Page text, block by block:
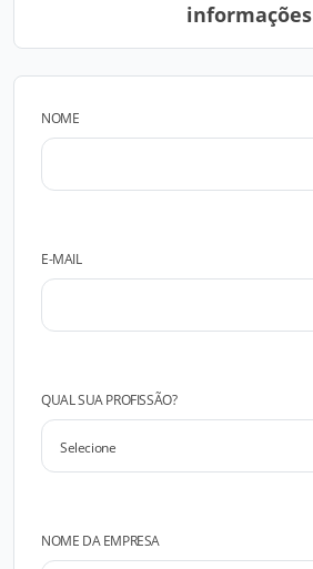
informações
NOME
E-MAIL
QUAL SUA PROFISSÃO?
NOME DA EMPRESA